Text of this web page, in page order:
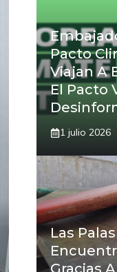
Pacto
Viajan A
El Pacto
1 julio 2026
Las
Gracias